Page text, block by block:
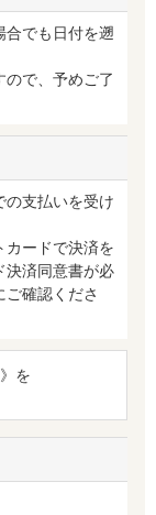
でも日付を遡
ので、予めご了
の支払いを受け
カードで決済を
決済同意書が必
確認くださ
》を